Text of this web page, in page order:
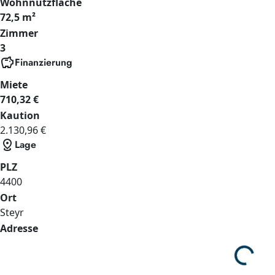
72,5 m²
Zimmer
3
savingsFinanzierung
Miete
710,32 €
Kaution
2.130,96 €
distance Lage
PLZ
4400
Ort
Steyr
Adresse